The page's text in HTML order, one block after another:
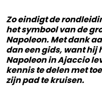
Zo eindigt de
het symbool van de
Napoleon. Met dank
dan een gids, want hij
Napoleon in Ajaccio
kennis te delen met
zijn pad te kruisen.